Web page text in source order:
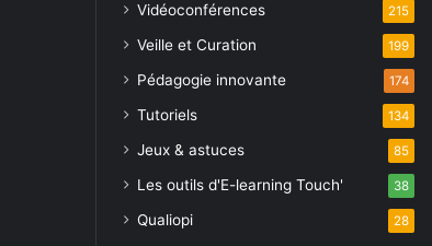
Vidéoconférences 215
Veille et Curation 199
Pédagogie innovante 174
Tutoriels 134
Jeux & astuces 85
Les outils d'E-learning Touch' 38
Qualiopi 28